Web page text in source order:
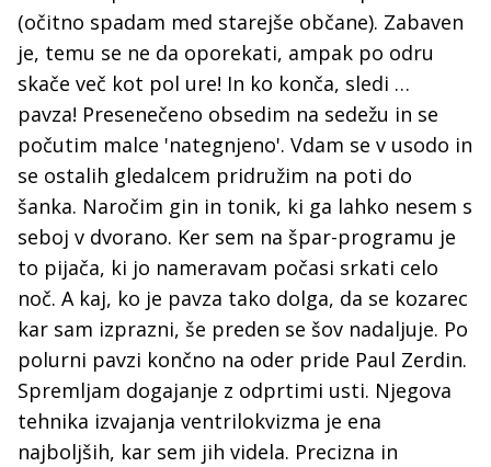
(očitno spadam med starejše občane). Zabaven
je, temu se ne da oporekati, ampak po odru
skače več kot pol ure! In ko konča, sledi …
pavza! Presenečeno obsedim na sedežu in se
počutim malce 'nategnjeno'. Vdam se v usodo in
se ostalih gledalcem pridružim na poti do
šanka. Naročim gin in tonik, ki ga lahko nesem s
seboj v dvorano. Ker sem na špar-programu je
to pijača, ki jo nameravam počasi srkati celo
noč. A kaj, ko je pavza tako dolga, da se kozarec
kar sam izprazni, še preden se šov nadaljuje. Po
polurni pavzi končno na oder pride Paul Zerdin.
Spremljam dogajanje z odprtimi usti. Njegova
tehnika izvajanja ventrilokvizma je ena
najboljših, kar sem jih videla. Precizna in